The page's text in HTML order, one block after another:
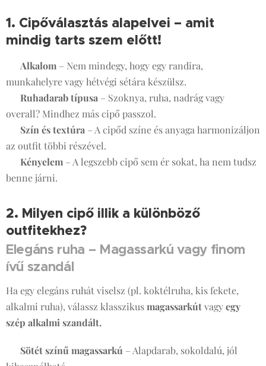
1. Cipőválasztás alapelvei – amit
mindig tarts szem előtt!
Alkalom – Nem mindegy, hogy egy randira,
munkahelyre vagy hétvégi sétára készülsz.
Ruhadarab típusa – Szoknya, ruha, nadrág vagy
overall? Mindhez más cipő passzol.
Szín és textúra – A cipőd színe és anyaga harmonizáljon
az outfit többi részével.
Kényelem – A legszebb cipő sem ér sokat, ha nem tudsz
benne járni. 😉
2. Milyen cipő illik a különböző
outfitekhez?
Elegáns ruha – Magassarkú vagy finom
ívű szandál
Ha egy elegáns ruhát viselsz (pl. koktélruha, kis fekete,
alkalmi ruha), válassz klasszikusmagassarkútvagyegy
szép alkalmi szandált.
Sötét színű magassarkú – Alapdarab, sokoldalú, jól